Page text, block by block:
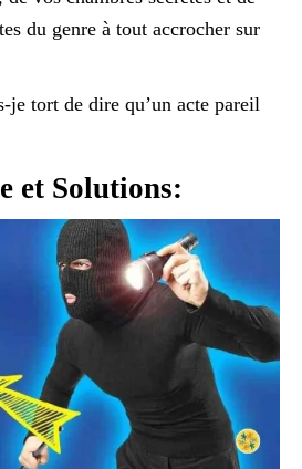
du genre à tout accrocher sur
je tort de dire qu’un acte pareil
et Solutions: